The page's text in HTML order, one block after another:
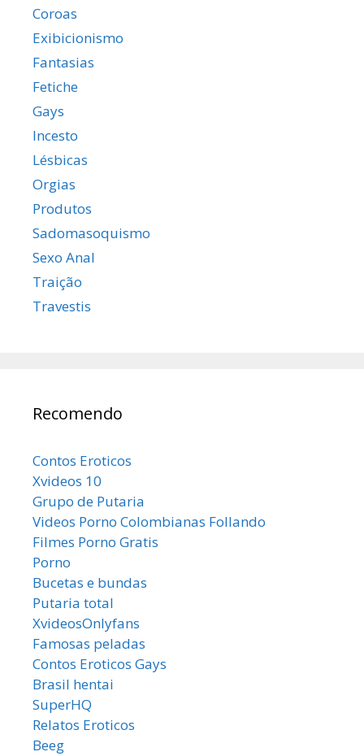
Coroas
Exibicionismo
Fantasias
Fetiche
Gays
Incesto
Lésbicas
Orgias
Produtos
Sadomasoquismo
Sexo Anal
Traição
Travestis
Recomendo
Contos Eroticos
Xvideos 10
Grupo de Putaria
Videos Porno Colombianas Follando
Filmes Porno Gratis
Porno
Bucetas e bundas
Putaria total
XvideosOnlyfans
Famosas peladas
Contos Eroticos Gays
Brasil hentai
SuperHQ
Relatos Eroticos
Beeg